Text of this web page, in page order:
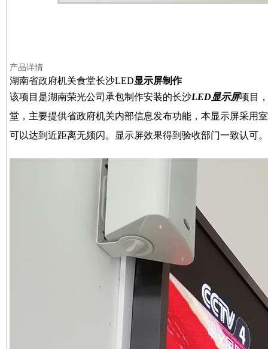
产品详情
湖南省政府机关食堂长沙LED显示屏制作
该项目是湖南荣光公司承包制作安装的长沙LED显示屏项目
堂，主要提供省政府机关内部信息发布功能，本显示屏采用
可以达到近距离无频闪。显示屏效果得到验收部门一致认可。